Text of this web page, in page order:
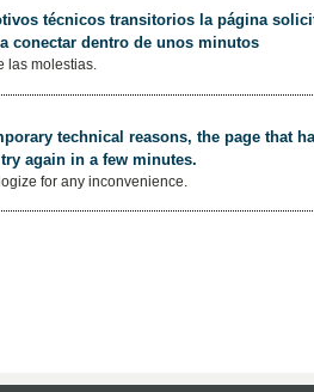
técnicos transitorios la página
conectar dentro de unos minutos
las molestias.
technical reasons, the page that
again in a few minutes.
for any inconvenience.